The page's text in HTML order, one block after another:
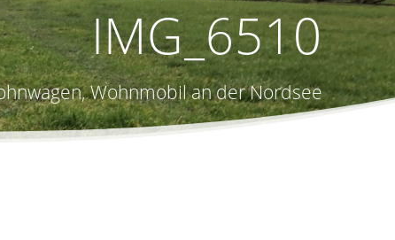
IMG_6510
Wohnmobil an der Nordsee